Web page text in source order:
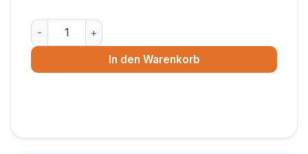
Maxibrief Karton A5+ Weiß (255 x 160 x 28 mm) Menge
In den Warenkorb